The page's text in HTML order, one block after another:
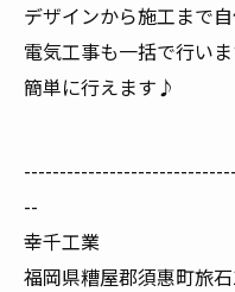
デザインから施工まで
電気工事も一括で行い
簡単に行えます♪
--
幸千工業
福岡県糟屋郡須惠町旅